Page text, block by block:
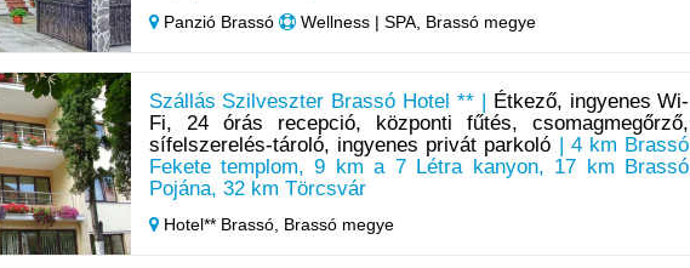
Panzió Brassó Wellness | SPA, Brassó megye
Szállás Szilveszter Brassó Hotel ** |
Étkező, ingyenes Wi-
Fi, 24 órás recepció, központi fűtés, csomagmegőrző,
sífelszerelés-tároló, ingyenes privát parkoló | 4 km Brassó
Fekete templom, 9 km a 7 Létra kanyon, 17 km Brassó
Pojána, 32 km Törcsvár
Hotel** Brassó, Brassó megye